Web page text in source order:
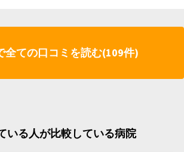
全ての口コミを読む(109件)
いる人が比較している病院